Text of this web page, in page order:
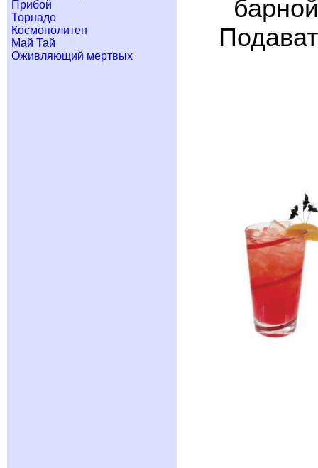
Прибой
Торнадо
Космополитен
Май Тай
Оживляющий мертвых